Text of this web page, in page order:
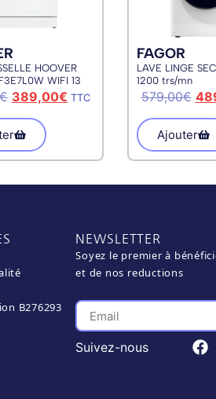
HOOVER
WIFI 13
47dB
€ 389,00€ TTC
FAGOR
LAVE LINGE
1200 trs/mn
579,00€
Ajouter
B276293
NEWSLETTER
Soyez le premier à
et de nos reductions
Suivez-nous